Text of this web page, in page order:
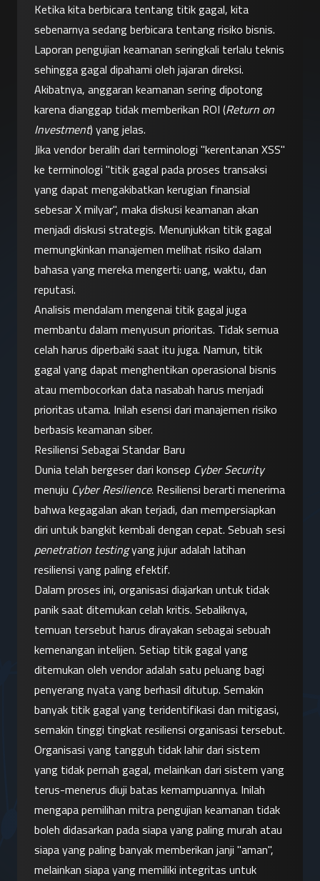
Ketika kita berbicara tentang titik gagal, kita
sebenarnya sedang berbicara tentang risiko bisnis.
Laporan pengujian keamanan seringkali terlalu teknis
sehingga gagal dipahami oleh jajaran direksi.
Akibatnya, anggaran keamanan sering dipotong
karena dianggap tidak memberikan ROI (Return on
Investment) yang jelas.
Jika vendor beralih dari terminologi "kerentanan XSS"
ke terminologi "titik gagal pada proses transaksi
yang dapat mengakibatkan kerugian finansial
sebesar X milyar", maka diskusi keamanan akan
menjadi diskusi strategis. Menunjukkan titik gagal
memungkinkan manajemen melihat risiko dalam
bahasa yang mereka mengerti: uang, waktu, dan
reputasi.
Analisis mendalam mengenai titik gagal juga
membantu dalam menyusun prioritas. Tidak semua
celah harus diperbaiki saat itu juga. Namun, titik
gagal yang dapat menghentikan operasional bisnis
atau membocorkan data nasabah harus menjadi
prioritas utama. Inilah esensi dari manajemen risiko
berbasis keamanan siber.
Resiliensi Sebagai Standar Baru
Dunia telah bergeser dari konsep Cyber Security
menuju Cyber Resilience. Resiliensi berarti menerima
bahwa kegagalan akan terjadi, dan mempersiapkan
penetration testing yang jujur adalah latihan
resiliensi yang paling efektif.
Dalam proses ini, organisasi diajarkan untuk tidak
panik saat ditemukan celah kritis. Sebaliknya,
temuan tersebut harus dirayakan sebagai sebuah
kemenangan intelijen. Setiap titik gagal yang
ditemukan oleh vendor adalah satu peluang bagi
penyerang nyata yang berhasil ditutup. Semakin
banyak titik gagal yang teridentifikasi dan mitigasi,
semakin tinggi tingkat resiliensi organisasi tersebut.
Organisasi yang tangguh tidak lahir dari sistem
yang tidak pernah gagal, melainkan dari sistem yang
terus-menerus diuji batas kemampuannya. Inilah
mengapa pemilihan mitra pengujian keamanan tidak
boleh didasarkan pada siapa yang paling murah atau
siapa yang paling banyak memberikan janji "aman",
melainkan siapa yang memiliki integritas untuk